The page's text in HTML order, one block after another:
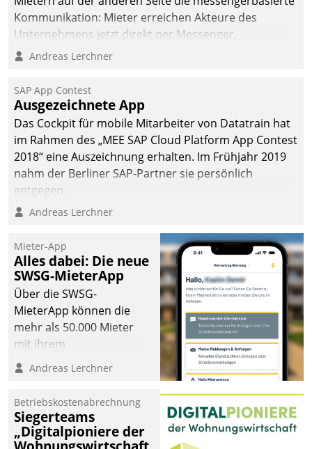
Kommunikation: Mieter erreichen Akteure des
Unternehmens jetzt direkt per Messenger,
Mitarbeiter oder Dienstleister empfangen oder
Andreas Lerchner
SAP App Contest
Ausgezeichnete App
Das Cockpit für mobile Mitarbeiter von Datatrain hat
im Rahmen des „MEE SAP Cloud Platform App Contest
2018“ eine Auszeichnung erhalten. Im Frühjahr 2019
nahm der Berliner SAP-Partner sie persönlich
entgegen.
Andreas Lerchner
Mieter-App
Alles dabei: Die neue
SWSG-MieterApp
Über die SWSG-
MieterApp können die
mehr als 50.000 Mieter
mit ihrem
Wohnungsunternehmen
kommunizieren, auf dem
einsehen und ändern
oder
Schadensmeldungen
Andreas Lerchner
Betriebskostenabrechnung
Siegerteams
„Digitalpioniere der